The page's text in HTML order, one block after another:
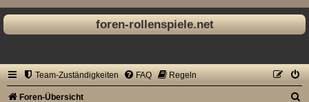
foren-rollenspiele.net
Team-Zuständigkeiten FAQ Regeln
Foren-Übersicht